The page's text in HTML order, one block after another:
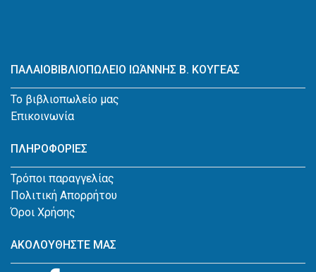
ΠΑΛΑΙΟΒΙΒΛΙΟΠΩΛΕΙΟ ΙΩΆΝΝΗΣ Β. ΚΟΥΓΕΑΣ
Το βιβλιοπωλείο μας
Επικοινωνία
ΠΛΗΡΟΦΟΡΙΕΣ
Τρόποι παραγγελίας
Πολιτική Απορρήτου
Όροι Χρήσης
ΑΚΟΛΟΥΘΗΣΤΕ ΜΑΣ